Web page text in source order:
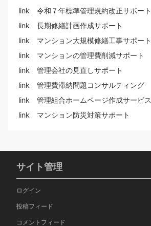
link 令和７年標準管理規約改正サポート
link 長期修繕計画作成サポート
link マンション大規模修繕工事サポート
link マンションの管理費削減サポート
link 管理会社の見直しサポート
link 管理費滞納問題コンサルティング
link 管理組合ホームページ作成サービス
link マンション防災対策サポート
サイト管理
ログイン
投稿フィード
コメントフィード